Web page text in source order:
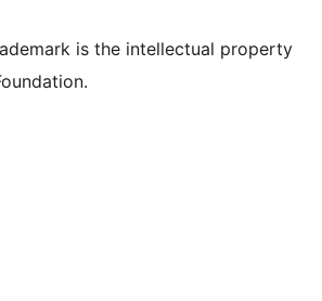
is the intellectual property